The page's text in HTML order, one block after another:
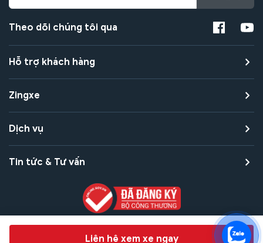
Chat hỗ trợ
Liên hệ xem xe ngay
Theo dõi chúng tôi qua
Hỗ trợ khách hàng
Zingxe
Dịch vụ
Tin tức & Tư vấn
Bảo mật quyền riêng tư Điều khoản sử dụng